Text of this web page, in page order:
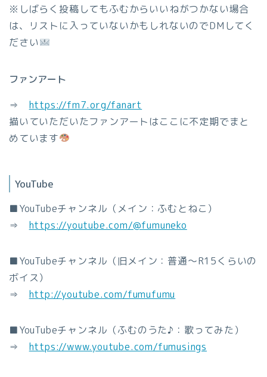
※しばらく投稿してもふむからいいねがつかない場合
は、リストに入っていないかもしれないのでDMしてく
ださい
ファンアート
⇒ https://fm7.org/fanart
描いていただいたファンアートはここに不定期でまと
めています
YouTube
■YouTubeチャンネル（メイン：ふむとねこ）
⇒ https://youtube.com/@fumuneko
■YouTubeチャンネル（旧メイン：普通～R15くらいの
ボイス）
⇒ http://youtube.com/fumufumu
■YouTubeチャンネル（ふむのうた♪：歌ってみた）
⇒ https://www.youtube.com/fumusings